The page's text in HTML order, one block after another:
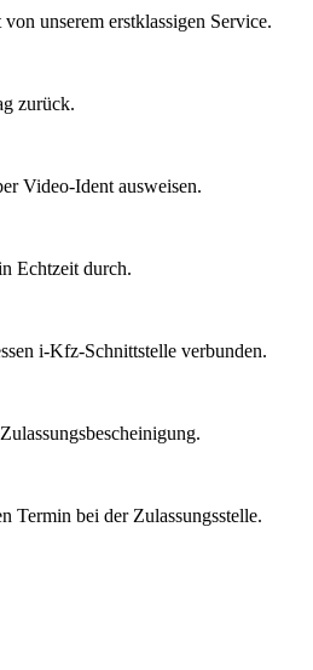
unserem erstklassigen Service.
zurück.
Video-Ident ausweisen.
Echtzeit durch.
i-Kfz-Schnittstelle verbunden.
Termin bei der Zulassungsstelle.